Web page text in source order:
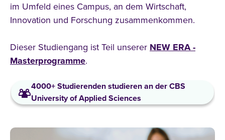
im Umfeld eines Campus, an dem Wirtschaft,
Innovation und Forschung zusammenkommen.
Dieser Studiengang ist Teil unserer NEW ERA -
Masterprogramme.
4000+ Studierenden studieren an der CBS
University of Applied Sciences